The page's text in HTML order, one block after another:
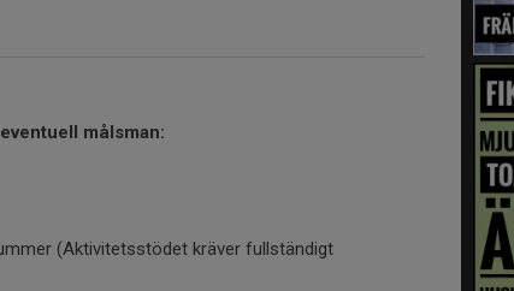
målsman:
(Aktivitetsstödet kräver fullständigt